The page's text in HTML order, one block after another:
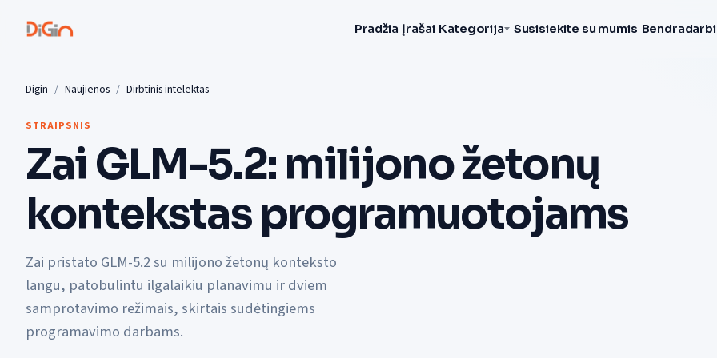
Pradžia Įrašai Kategorija Susisiekite su mumis
Digin Naujienos Dirbtinis intelektas
STRAIPSNIS
Zai GLM-5.2: milijono žetonų
kontekstas programuotojams
Zai pristato GLM-5.2 su milijono žetonų konteksto
langu, patobulintu ilgalaikiu planavimu ir dviem
samprotavimo režimais, skirtais sudėtingiems
programavimo darbams.